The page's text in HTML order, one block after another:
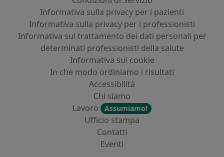
Informativa sulla privacy per i pazienti
Informativa sulla privacy per i professionisti
Informativa sul trattamento dei dati personali per
determinati professionisti della salute
Informativa sui cookie
In che modo ordiniamo i risultati
Accessibilità
Chi siamo
Lavoro
Assumiamo!
Ufficio stampa
Contatti
Eventi